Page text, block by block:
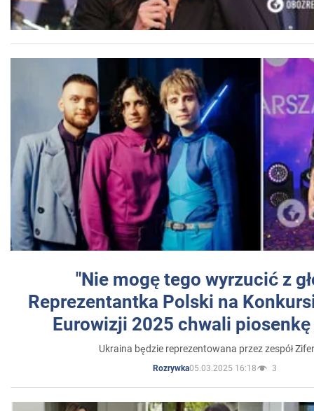
"Nie mogę tego wyrzucić z
Reprezentantka Polski na
Eurowizji 2025 chwali
Ukraina będzie reprezentowana przez zespół
Rozrywka05.03.2025 16:18 3